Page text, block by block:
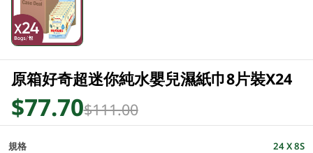
原箱好奇超迷你純水嬰兒濕紙巾8片裝X24
$77.70$111.00
規格 24 X 8S